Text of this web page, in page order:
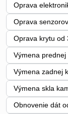
Oprava
Oprava
Oprava krytu od
Výmena
Výmena zadnej
Výmena skla
Obnovenie dát